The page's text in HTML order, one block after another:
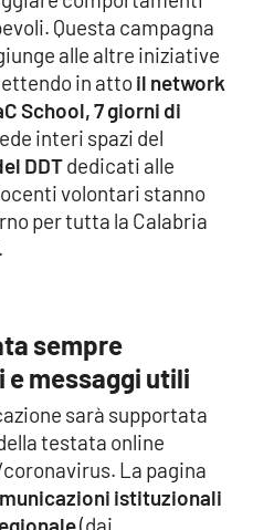
Questa campagna
alle altre iniziative
in attoil network
School, 7 giorni di
interi spazi del
DDTdedicati alle
volontari stanno
per tutta la Calabria
sempre
messaggi utili
sarà supportata
testata online
La pagina
istituzionali
(dai